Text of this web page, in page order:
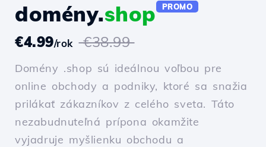
domény.shop PROMO
€4.99/rok €38.99
Domény .shop sú ideálnou voľbou pre
online obchody a podniky, ktoré sa snažia
prilákať zákazníkov z celého sveta. Táto
nezabudnuteľná prípona okamžite
vyjadruje myšlienku obchodu a